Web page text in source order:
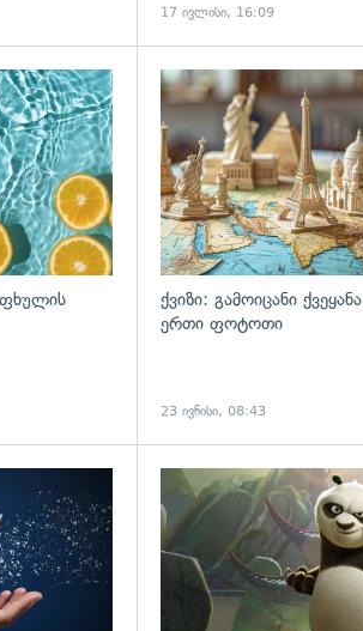
17 ივლისი, 16:09
გადახედვა
ქვიზი: გამოიცანი ქვეყანა
ერთი ფოტოთი
23 ივნისი, 08:43